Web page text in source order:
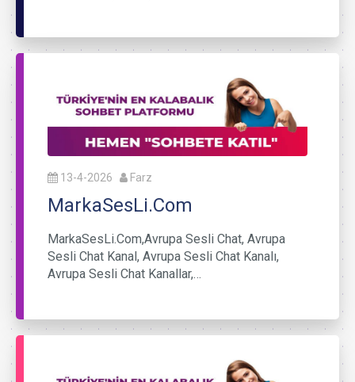
13-4-2026 Farz
MarkaSesLi.Com
MarkaSesLi.Com,Avrupa Sesli Chat, Avrupa
Sesli Chat Kanal, Avrupa Sesli Chat Kanalı,
Avrupa Sesli Chat Kanallar,…